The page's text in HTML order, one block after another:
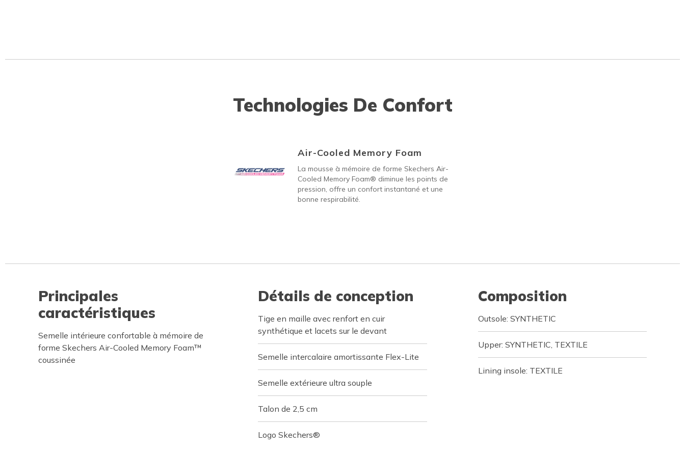
Technologies De Confort
Air-Cooled Memory Foam
La mousse à mémoire de forme Skechers Air-
Cooled Memory Foam® diminue les points de
pression, offre un confort instantané et une
bonne respirabilité.
Principales
caractéristiques
Semelle intérieure confortable à mémoire de
forme Skechers Air-Cooled Memory Foam™
coussinée
Détails de conception
Tige en maille avec renfort en cuir
synthétique et lacets sur le devant
Semelle intercalaire amortissante Flex-Lite
Semelle extérieure ultra souple
Talon de 2,5 cm
Logo Skechers®
Composition
Outsole: SYNTHETIC
Upper: SYNTHETIC, TEXTILE
Lining insole: TEXTILE